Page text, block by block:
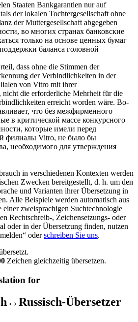
Staaten Bankgarantien nur auf
der lokalen Tochtergesellschaft ohne
derMuttergesellschaft abgegeben
во многих странах банковские
только на основе ценных бумаг
баланса головной
dass ohne die Stimmen der
der Verbindlichkeiten in der
von Vitro mit ihrer
nicht die erforderliche Mehrheit für die
erreicht worden wäre. Во-
что без межфирменного
в критической массе конкурсного
которые имели перед
филиалы Vitro, не было бы
необходимого для утверждения
in verschiedenen Kontexten werden
Zwecken bereitgestellt, d. h. um den
und Varianten ihrer Übersetzung in
Alle Beispiele werden automatisch aus
zweisprachigen Suchtechnologie
Rechtschreib-, Zeichensetzungs- oder
oder in der Übersetzung finden, nutzen
oderschreiben Sie uns.
Zeichen gleichzeitig übersetzen.
for
Übersetzer